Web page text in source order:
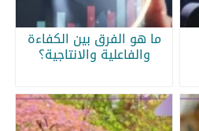
ما هو الفرق بين الكفاءة
والفاعلية والانتاجية؟